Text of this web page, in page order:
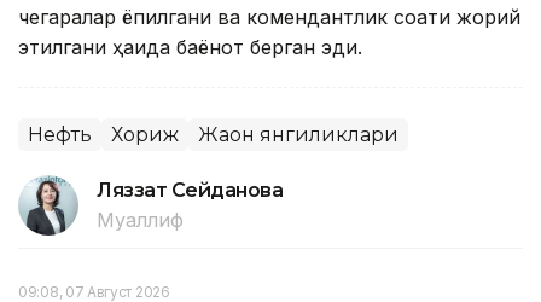
чегаралар ёпилгани ва комендантлик соати жорий
этилгани ҳақида баёнот берган эди.
Нефть Хориж Жаҳон янгиликлари
Ляззат Сейданова
Муаллиф
09:08, 07 Август 2026